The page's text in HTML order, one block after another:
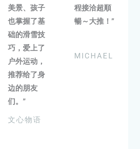
美景、孩子
也掌握了基
础的滑雪技
巧，爱上了
户外运动，
推荐给了身
边的朋友
们。”
文心物语
程接洽超順
暢～大推！ ”
MICHAEL